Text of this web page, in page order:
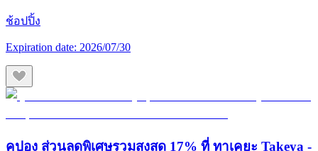
ช้อปปิ้ง
Expiration date: 2026/07/30
คูปอง ส่วนลดพิเศษรวมสูงสุด 17% ที่ ทาเคยะ Takeya -